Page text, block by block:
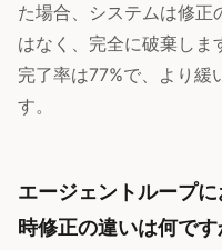
た場合、システムは修正
はなく、完全に破棄しま
完了率は77%で、より緩
す。
エージェントループ
時修正の違いは何です